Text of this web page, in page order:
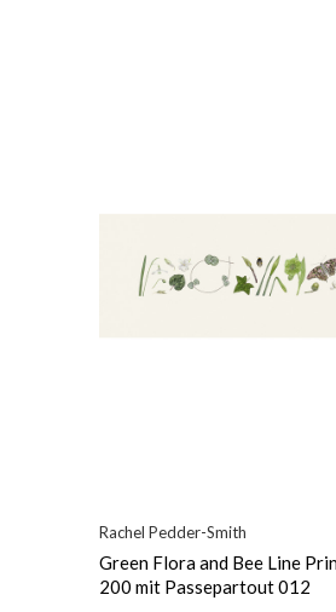
Rachel Pedder-Smith
Green Flora and Bee Line
200 mit Passepartout 012